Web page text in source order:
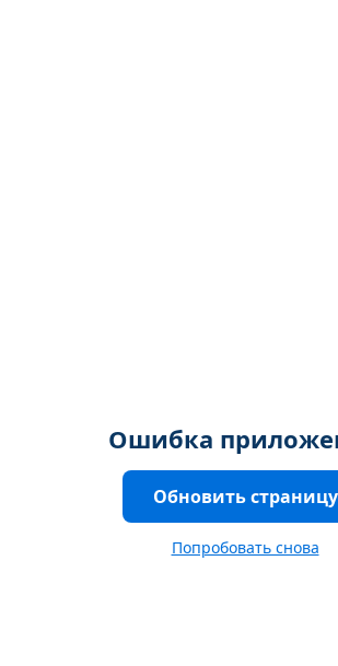
Ошибка
Обновить страницу
Попробовать снова